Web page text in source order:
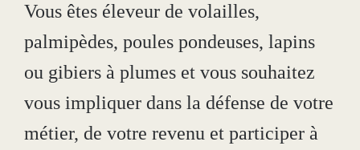
Vous êtes éleveur de volailles,
palmipèdes, poules pondeuses, lapins
ou gibiers à plumes et vous souhaitez
vous impliquer dans la défense de votre
métier, de votre revenu et participer à